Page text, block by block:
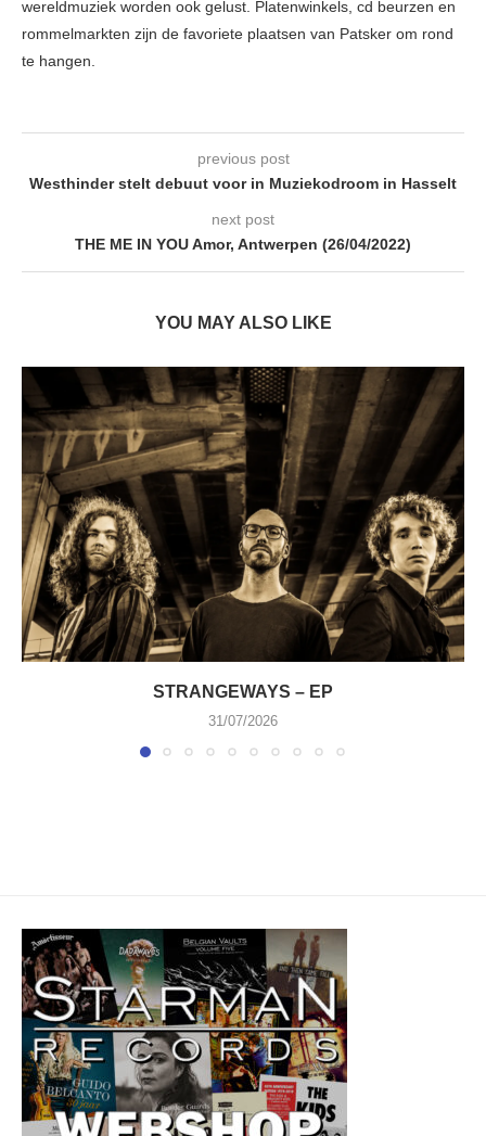
wereldmuziek worden ook gelust. Platenwinkels, cd beurzen en
rommelmarkten zijn de favoriete plaatsen van Patsker om rond
te hangen.
previous post
Westhinder stelt debuut voor in Muziekodroom in Hasselt
next post
THE ME IN YOU Amor, Antwerpen (26/04/2022)
YOU MAY ALSO LIKE
STRANGEWAYS – EP
31/07/2026